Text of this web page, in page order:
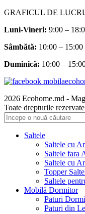
GRAFICUL DE
Luni-Vineri: 9:00 –
Sâmbătă: 10:00 – 15:00
Duminică: 10:00 –
2026 Ecohome.md -
Toate drepturile
Saltele
Saltele cu
Saltele fara
Saltele cu
Topper
Saltele
Mobilă Dormitor
Paturi
Paturi din